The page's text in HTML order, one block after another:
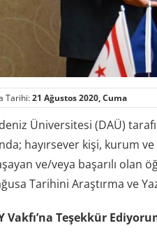
Tarihi:21 Ağustos 2020, Cuma
Üniversitesi (DAÜ)
hayırsever kişi, kurum
ve/veya başarılı olan
Tarihini Araştırma ve
Vakfı’na Teşekkür